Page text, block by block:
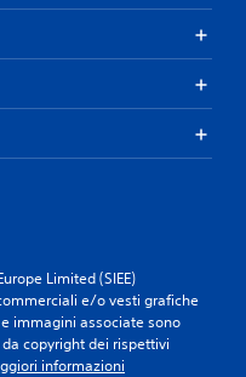
Limited (SIEE)
e/o vesti grafiche
immagini associate sono
copyright dei rispettivi
informazioni